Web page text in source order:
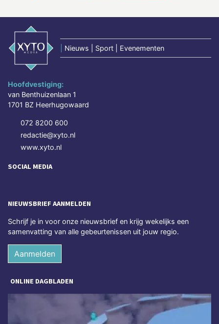
Nieuws | Sport | Evenementen
Hoofdvestiging:
van Benthuizenlaan 1
1701 BZ Heerhugowaard
072 8200 600
redactie@xyto.nl
www.xyto.nl
SOCIAL MEDIA
NIEUWSBRIEF AANMELDEN
Schrijf je in voor onze nieuwsbrief en krijg wekelijks een
samenvatting van alle gebeurtenissen uit jouw regio.
Aanmelden
ONLINE DAGBLADEN